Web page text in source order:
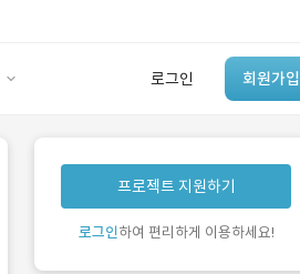
로그인 회원가입
유사사례 검색 AI
‘이런 거’ 만들어본
개발 회사 있어?
프로젝트 지원하기
로그인하여 편리하게 이용하세요!